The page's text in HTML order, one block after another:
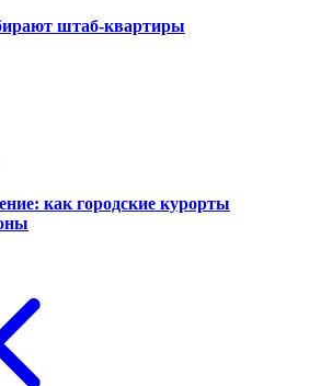
штаб-квартиры
как городские курорты